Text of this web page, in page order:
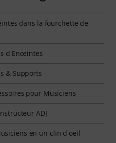
dans la fourchette de
d'Enceintes
& Supports
pour Musiciens
ADJ
en un clin d'oeil